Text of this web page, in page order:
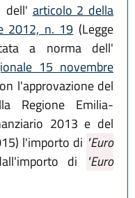
dell' articolo 2 della
2012, n. 19 (Legge
a norma dell'
15 novembre
l'approvazione del
Regione Emilia-
2013 e del
l'importo di "Euro
di
"Euro